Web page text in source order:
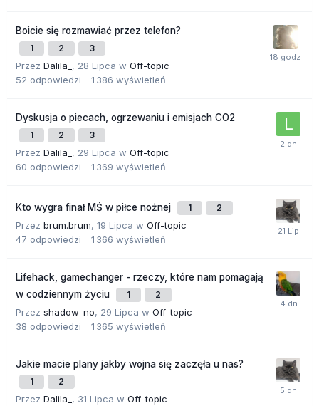
Boicie się rozmawiać przez telefon?
1 2 3
Przez Dalila_ , 28 Lipca w Off-topic
52 odpowiedzi 1 386 wyświetleń
Dyskusja o piecach, ogrzewaniu i emisjach CO2
1 2 3
Przez Dalila_ , 29 Lipca w Off-topic
60 odpowiedzi 1 369 wyświetleń
Kto wygra finał MŚ w piłce nożnej 1 2
Przez brum.brum, 19 Lipca w Off-topic
47 odpowiedzi 1 366 wyświetleń
Lifehack, gamechanger - rzeczy, które nam pomagają
w codziennym życiu
1 2
Przez shadow_no, 29 Lipca w Off-topic
38 odpowiedzi 1 365 wyświetleń
Jakie macie plany jakby wojna się zaczęła u nas?
1 2
Przez Dalila_ , 31 Lipca w Off-topic